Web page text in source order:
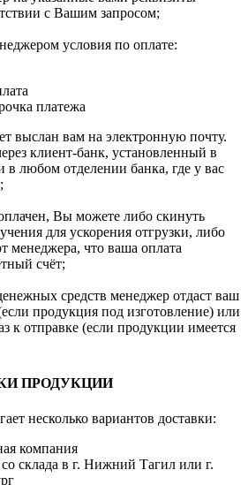
с Вашим запросом;
условия по оплате:
платежа
выслан вам на электронную почту.
клиент-банк, установленный в
в любом отделении банка, где у вас
Вы можете либо скинуть
для ускорения отгрузки, либо
менеджера, что ваша оплата
счёт;
средств менеджер отдаст ваш
продукция под изготовление) или
к отправке (если продукции имеется
ПРОДУКЦИИ
несколько вариантов доставки:
компания
склада в г. Нижний Тагил или г.